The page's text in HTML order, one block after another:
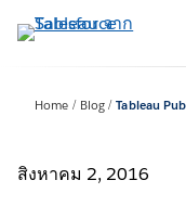
ไป
Home Blog Tableau
สิงหาคม 2, 2016